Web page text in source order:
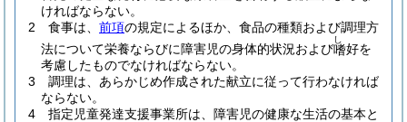
ければならない。
2
食事は、 前項の規定によるほか、食品の種類および調理方
法について栄養ならびに障害児の身体的状況および嗜
し
好を
考慮したものでなければならない。
3
調理は、あらかじめ作成された献立に従って行わなければ
ならない。
4
指定児童発達支援事業所は、障害児の健康な生活の基本と